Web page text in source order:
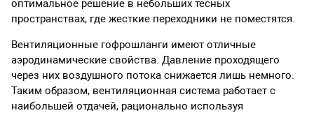
оптимальное решение в небольших тесных
пространствах, где жесткие переходники не поместятся.
Вентиляционные гофрошланги имеют отличные
аэродинамические свойства. Давление проходящего
через них воздушного потока снижается лишь немного.
Таким образом, вентиляционная система работает с
наибольшей отдачей, рационально используя